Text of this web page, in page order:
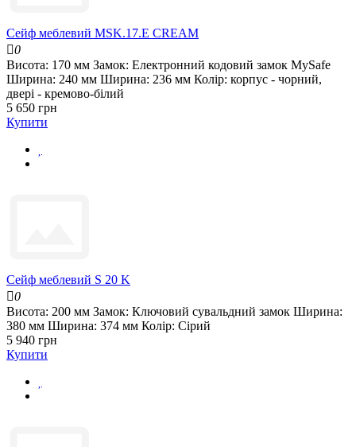
Сейф меблевий MSK.17.E CREAM
0
Висота: 170 мм Замок: Електронний кодовий замок MySafe
Ширина: 240 мм Ширина: 236 мм Колір: корпус - чорний,
двері - кремово-білий
5 650 грн
Купити
Сейф меблевий S 20 K
0
Висота: 200 мм Замок: Ключовий сувальдний замок Ширина:
380 мм Ширина: 374 мм Колір: Сірий
5 940 грн
Купити